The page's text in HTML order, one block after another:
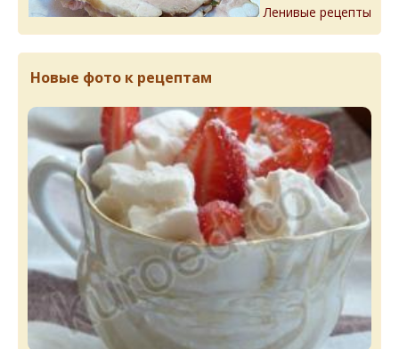
Ленивые рецепты
Новые фото к рецептам